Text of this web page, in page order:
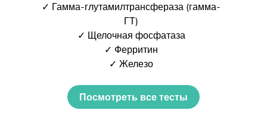
✓ Гамма-глутамилтрансфераза (гамма-
ГТ)
✓ Щелочная фосфатаза
✓ Ферритин
✓ Железо
Посмотреть все тесты